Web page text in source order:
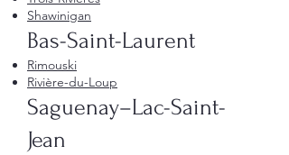
Shawinigan
Bas-Saint-Laurent
Rimouski
Rivière-du-Loup
Saguenay–Lac-Saint-
Jean